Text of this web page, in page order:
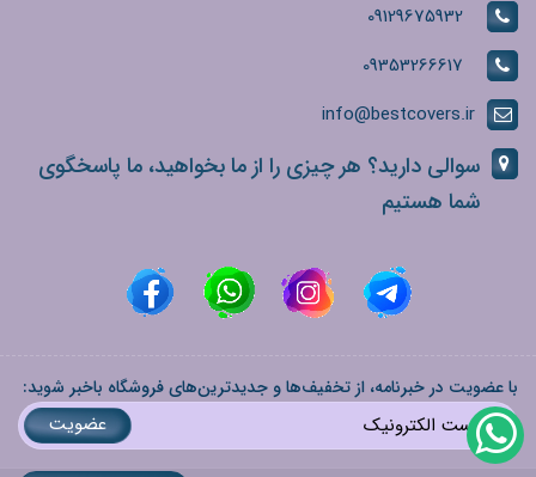
09129675932
09353266617
info@bestcovers.ir
سوالی دارید؟ هر چیزی را از ما بخواهید، ما پاسخگوی
شما هستیم
با عضویت در خبرنامه، از تخفیف‌ها و جدیدترین‌های فروشگاه باخبر شوید:
عضویت